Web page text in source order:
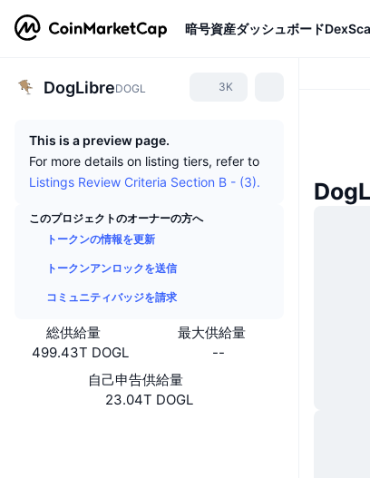
暗号資産ダッシュボード
DogLibreDOGL 3K
This is a preview page.
For more details on listing tiers, refer to
Listings Review Criteria Section B - (3).
このプロジェクトのオーナーの方へ
トークンの情報を更新
トークンアンロックを送信
コミュニティバッジを請求
総供給量
499.43T DOGL
最大供給量
--
自己申告供給量
23.04T DOGL